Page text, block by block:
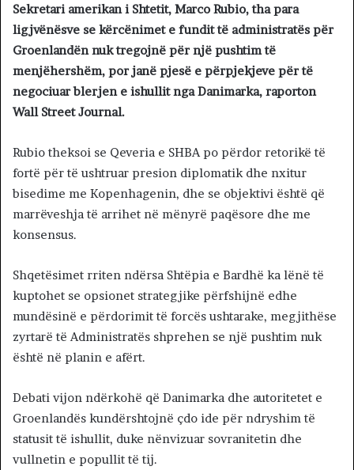
Sekretari amerikan i Shtetit, Marco Rubio, tha para
ligjvënësve se kërcënimet e fundit të administratës për
Groenlandën nuk tregojnë për një pushtim të
menjëhershëm, por janë pjesë e përpjekjeve për të
negociuar blerjen e ishullit nga Danimarka, raporton
Wall Street Journal.
Rubio theksoi se Qeveria e SHBA po përdor retorikë të
fortë për të ushtruar presion diplomatik dhe nxitur
bisedime me Kopenhagenin, dhe se objektivi është që
marrëveshja të arrihet në mënyrë paqësore dhe me
konsensus.
Shqetësimet rriten ndërsa Shtëpia e Bardhë ka lënë të
kuptohet se opsionet strategjike përfshijnë edhe
mundësinë e përdorimit të forcës ushtarake, megjithëse
zyrtarë të Administratës shprehen se një pushtim nuk
është në planin e afërt.
Debati vijon ndërkohë që Danimarka dhe autoritetet e
Groenlandës kundërshtojnë çdo ide për ndryshim të
statusit të ishullit, duke nënvizuar sovranitetin dhe
vullnetin e popullit të tij.